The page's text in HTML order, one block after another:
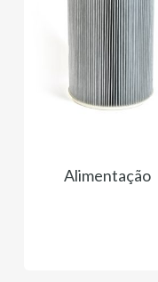
Alimentação